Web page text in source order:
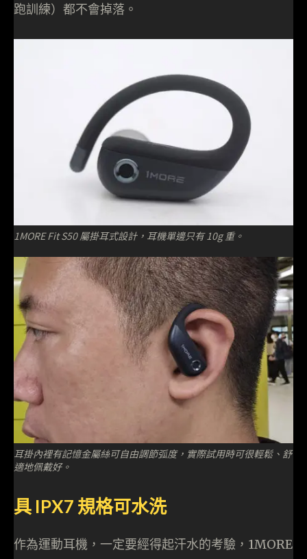
跑訓練）都不會掉落。
1MORE Fit S50 屬掛耳式設計，耳機單邊只有 10g 重。
耳掛內裡有記憶金屬絲可自由調節弧度，實際試用時可很輕鬆、舒
適地佩戴好。
具 IPX7 規格可水洗
作為運動耳機，一定要經得起汗水的考驗，1MORE